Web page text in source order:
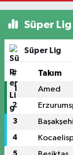
Süper
Süper Lig
# Takım
1 Amed
2
3
4